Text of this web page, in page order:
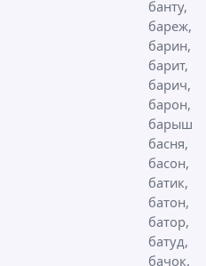
банту,
бареж,
барин,
барит,
барич,
барон,
барыш,
басня,
басон,
батик,
батон,
батор,
батуд,
бачок,